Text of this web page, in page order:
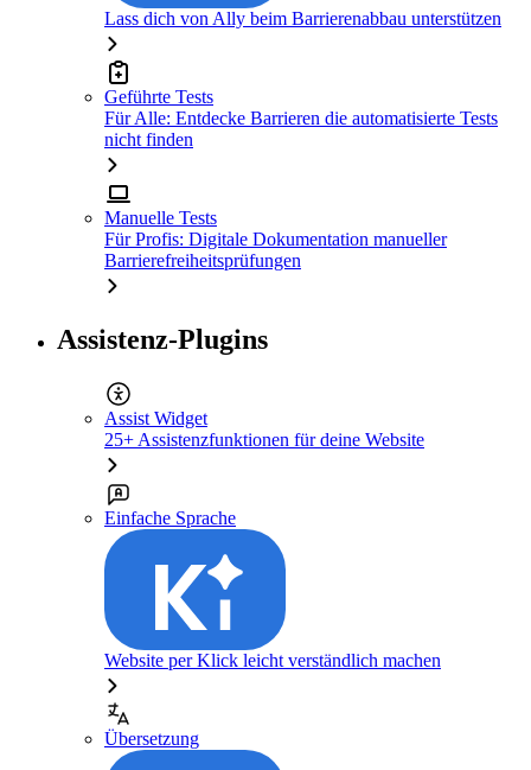
Lass dich von Ally beim Barrierenabbau unterstützen
Geführte Tests
Für Alle: Entdecke Barrieren die automatisierte Tests
nicht finden
Manuelle Tests
Für Profis: Digitale Dokumentation manueller
Barrierefreiheitsprüfungen
Assistenz-Plugins
Assist Widget
25+ Assistenzfunktionen für deine Website
Einfache Sprache
Website per Klick leicht verständlich machen
Übersetzung